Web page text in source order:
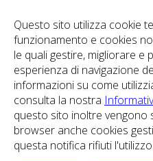
Questo sito utilizza cookie
funzionamento e cookies
le quali gestire, migliorare e
esperienza di navigazione
informazioni su come
consulta la nostra
questo sito inoltre vengono
browser anche cookies
questa notifica rifiuti